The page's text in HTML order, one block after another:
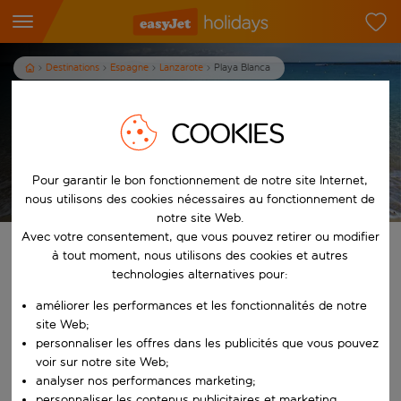
Destinations Espagne Lanzarote Playa Blanca
Vacances à Playa Blanca
Afficher les vacances
Trouvez votre séjour de rêve
Commencez à taper pour la saisie automatique. Lorsque les
Vers
COOKIES
Pour garantir le bon fonctionnement de notre site Internet,
nous utilisons des cookies nécessaires au fonctionnement de
notre site Web.
Avec votre consentement, que vous pouvez retirer ou modifier
à tout moment, nous utilisons des cookies et autres
technologies alternatives pour:
améliorer les performances et les fonctionnalités de notre
site Web;
personnaliser les offres dans les publicités que vous pouvez
voir sur notre site Web;
analyser nos performances marketing;